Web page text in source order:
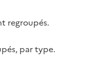
regroupés.
par type.